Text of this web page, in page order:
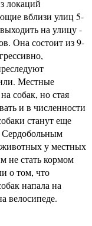
локаций
вблизи улиц 5-
на улицу -
Она состоит из 9-
Местные
собак, но стая
и в численности
станут еще
Сердобольным
у местных
не стать кормом
о том, что
напала на
велосипеде.